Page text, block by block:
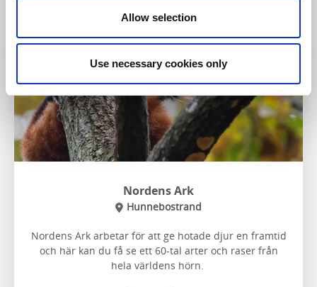
Allow selection
Use necessary cookies only
Nordens Ark
Hunnebostrand
Nordens Ark arbetar för att ge hotade djur en framtid
och här kan du få se ett 60-tal arter och raser från
hela världens hörn.